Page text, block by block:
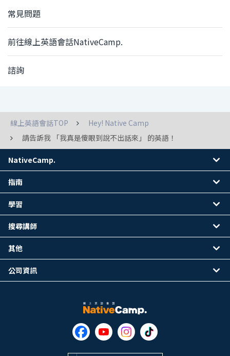
常見問題
前往線上英語會話NativeCamp.
諮詢
線上英語會話TOP
Hey! Native Camp
請告訴我 「我真是傻眼到說不出話來」 的英語！
NativeCamp.
指南
學習
搜尋講師
其他
公司資訊